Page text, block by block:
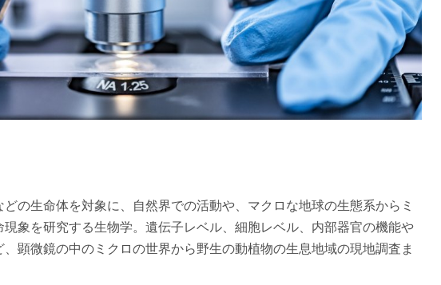
の生命体を対象に、自然界での活動や、マクロな地球の生態系からミ
象を研究する生物学。遺伝子レベル、細胞レベル、内部器官の機能や
顕微鏡の中のミクロの世界から野生の動植物の生息地域の現地調査ま